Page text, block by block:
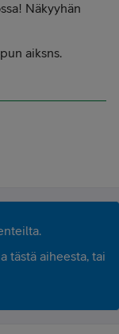
Näkyyhän
aiksns.
tästä aiheesta, tai